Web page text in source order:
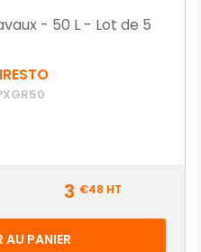
- 50 L - Lot de 5
3 €48 HT
AU PANIER